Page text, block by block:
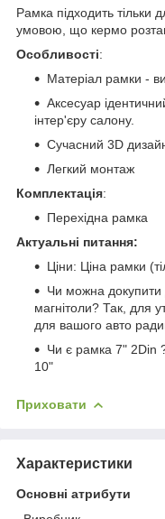
Рамка підходить тільки
умовою, що кермо
Особливості:
Матеріал рамки -
Аксесуар
інтер'єру салону.
Сучасний 3D
Легкий монтаж
Комплектація:
Перехідна рамка
Актуальні питання:
Ціни: Ціна рамки
Чи можна докупити
магнітоли? Так, для
для вашого авто
Чи є рамка 7" 2Din
10"
Приховати
Характеристики
Основні атрибути